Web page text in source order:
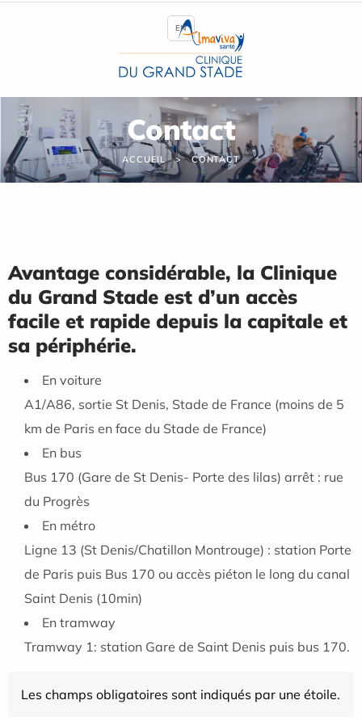
Contact
ACCUEIL CONTACT
Avantage considérable, la Clinique
du Grand Stade est d’un accès
facile et rapide depuis la capitale et
sa périphérie.
En voiture
A1/A86, sortie St Denis, Stade de France (moins de 5
km de Paris en face du Stade de France)
En bus
Bus 170 (Gare de St Denis- Porte des lilas) arrêt : rue
du Progrès
En métro
Ligne 13 (St Denis/Chatillon Montrouge) : station Porte
de Paris puis Bus 170 ou accès piéton le long du canal
Saint Denis (10min)
En tramway
Tramway 1: station Gare de Saint Denis puis bus 170.
Les champs obligatoires sont indiqués par une étoile.
EN